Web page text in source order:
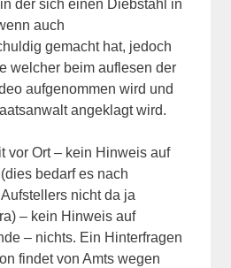
der sich einen Diebstahl in
auch
gemacht hat, jedoch
welcher beim auflesen der
aufgenommen wird und
angeklagt wird.
vor Ort – kein Hinweis auf
bedarf es nach
nicht da ja
– kein Hinweis auf
– nichts. Ein Hinterfragen
findet von Amts wegen